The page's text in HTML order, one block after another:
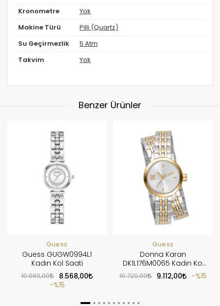
Kronometre Yok
Makine Türü Pilli (Quartz)
Su Geçirmezlik 5 Atm
Takvim Yok
Benzer Ürünler
Guess
Guess GUGW0994L1
Kadın Kol Saati
10.080,00
8.568,00
%15
Guess
Donna Karan
DK1L176M0065 Kadın Kol
Saati
10.720,00 9.112,00 %15